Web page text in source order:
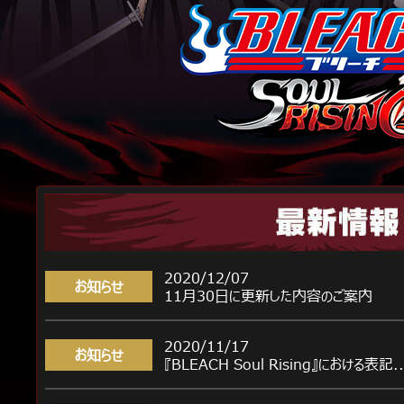
お知らせ
2020/12/07
11月30日に更新した内容のご案内
お知らせ
2020/11/17
『BLEACH Soul Rising』における表記